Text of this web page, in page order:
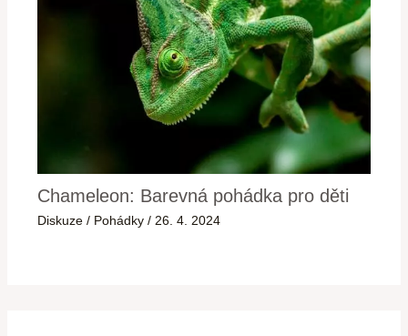
Chameleon: Barevná pohádka pro děti
Diskuze / Pohádky /26. 4. 2024